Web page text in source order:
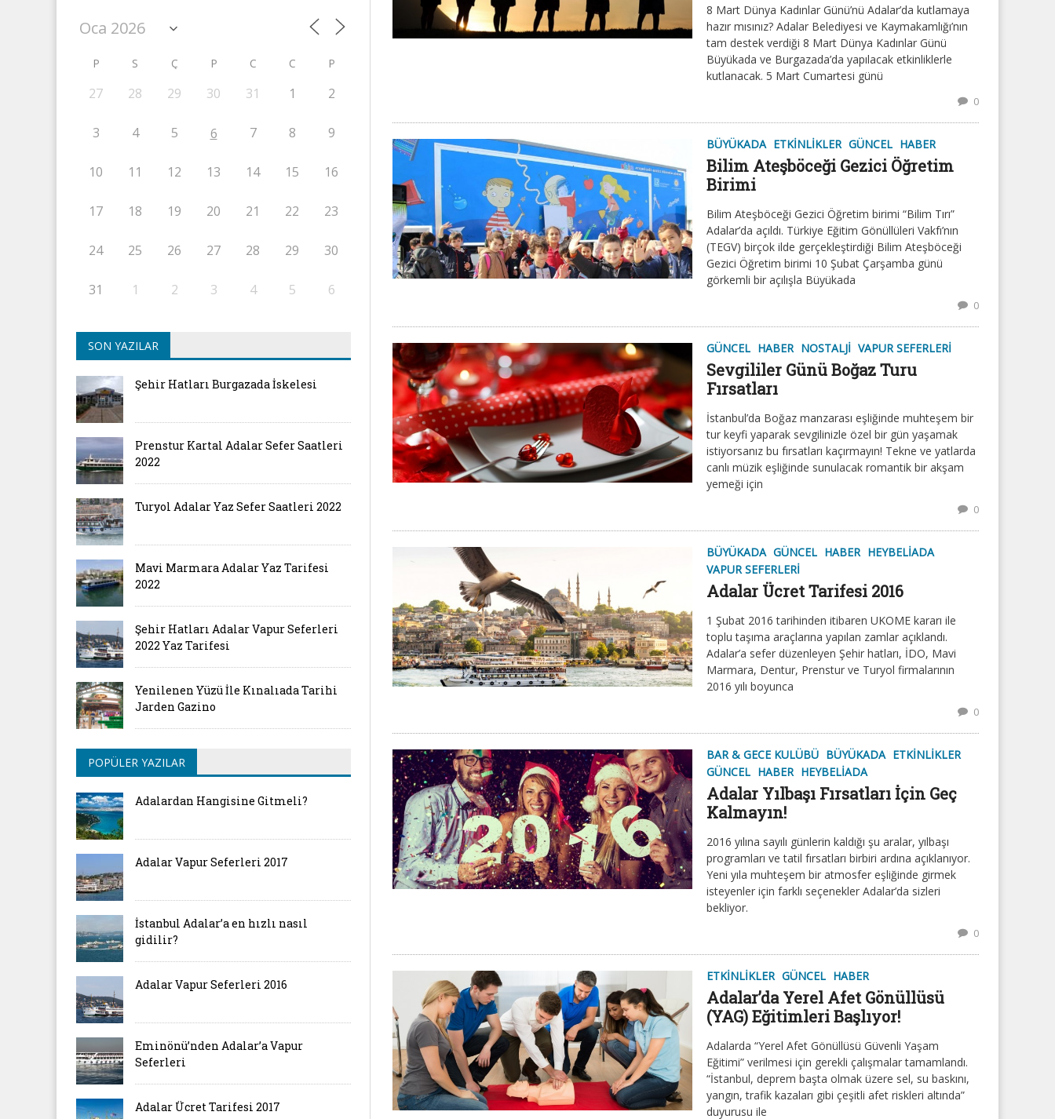
8 Mart Dünya Kadınlar Günü’nü Adalar’da kutlamaya
hazır mısınız? Adalar Belediyesi ve Kaymakamlığı’nın
tam destek verdiği 8 Mart Dünya Kadınlar Günü
Büyükada ve Burgazada’da yapılacak etkinliklerle
kutlanacak. 5 Mart Cumartesi günü
0
BÜYÜKADA ETKINLIKLER GÜNCEL HABER
Bilim Ateşböceği Gezici Öğretim
Birimi
Bilim Ateşböceği Gezici Öğretim birimi “Bilim Tırı”
Adalar’da açıldı. Türkiye Eğitim Gönüllüleri Vakfı’nın
(TEGV) birçok ilde gerçekleştirdiği Bilim Ateşböceği
Gezici Öğretim birimi 10 Şubat Çarşamba günü
görkemli bir açılışla Büyükada
0
GÜNCEL HABER NOSTALJI VAPUR SEFERLERI
Sevgililer Günü Boğaz Turu
Fırsatları
İstanbul’da Boğaz manzarası eşliğinde muhteşem bir
tur keyfi yaparak sevgilinizle özel bir gün yaşamak
istiyorsanız bu fırsatları kaçırmayın! Tekne ve yatlarda
canlı müzik eşliğinde sunulacak romantik bir akşam
yemeği için
0
BÜYÜKADA GÜNCEL HABER HEYBELIADA
VAPUR SEFERLERI
Adalar Ücret Tarifesi 2016
1 Şubat 2016 tarihinden itibaren UKOME kararı ile
toplu taşıma araçlarına yapılan zamlar açıklandı.
Adalar’a sefer düzenleyen Şehir hatları, İDO, Mavi
Marmara, Dentur, Prenstur ve Turyol firmalarının
2016 yılı boyunca
0
BAR & GECE KULÜBÜ BÜYÜKADA ETKINLIKLER
GÜNCEL HABER HEYBELIADA
Adalar Yılbaşı Fırsatları İçin Geç
Kalmayın!
2016 yılına sayılı günlerin kaldığı şu aralar, yılbaşı
programları ve tatil fırsatları birbiri ardına açıklanıyor.
Yeni yıla muhteşem bir atmosfer eşliğinde girmek
isteyenler için farklı seçenekler Adalar’da sizleri
bekliyor.
0
ETKINLIKLER GÜNCEL HABER
Adalar’da Yerel Afet Gönüllüsü
(YAG) Eğitimleri Başlıyor!
Adalarda “Yerel Afet Gönüllüsü Güvenli Yaşam
Eğitimi” verilmesi için gerekli çalışmalar tamamlandı.
“İstanbul, deprem başta olmak üzere sel, su baskını,
yangın, trafik kazaları gibi çeşitli afet riskleri altında”
duyurusu ile
P S Ç P C C P
27 28 29 30 31 1 2
3 4 5 6 7 8 9
10 11 12 13 14 15 16
17 18 19 20 21 22 23
24 25 26 27 28 29 30
31 1 2 3 4 5 6
SON YAZILAR
Şehir Hatları Burgazada İskelesi
Prenstur Kartal Adalar Sefer Saatleri
2022
Turyol Adalar Yaz Sefer Saatleri 2022
Mavi Marmara Adalar Yaz Tarifesi
2022
Şehir Hatları Adalar Vapur Seferleri
2022 Yaz Tarifesi
Yenilenen Yüzü İle Kınalıada Tarihi
Jarden Gazino
POPÜLER YAZILAR
Adalardan Hangisine Gitmeli?
Adalar Vapur Seferleri 2017
İstanbul Adalar’a en hızlı nasıl
gidilir?
Adalar Vapur Seferleri 2016
Eminönü’nden Adalar’a Vapur
Seferleri
Adalar Ücret Tarifesi 2017